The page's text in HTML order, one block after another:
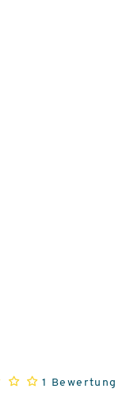
1 Bewertung